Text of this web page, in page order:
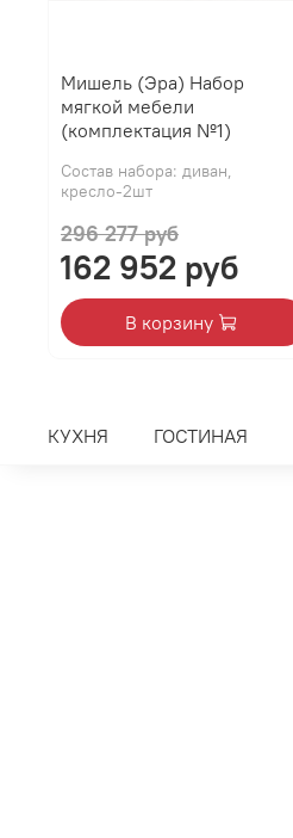
Мишель (Эра) Набор
мягкой мебели
(комплектация №1)
Состав набора: диван,
кресло-2шт
296 277 руб
162 952 руб
В корзину
КУХНЯ ГОСТИНАЯ